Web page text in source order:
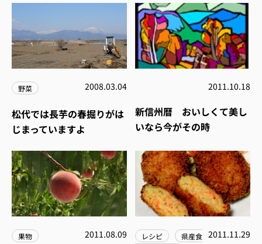
野菜 2008.03.04
松代では長芋の春掘りがは
じまっていますよ
2011.10.18
新信州暦 おいしくて美し
いなら今がその時
果物 2011.08.09 レシピ
県産食 2011.11.29